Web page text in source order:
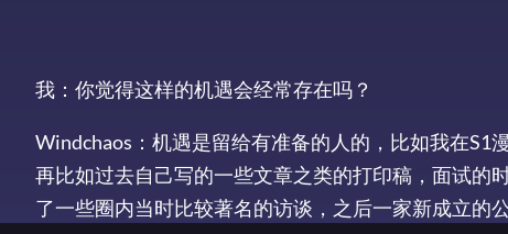
我：你觉得这样的机遇会经常存在吗？
Windchaos：机遇是留给有准备的人的，比如我在S1
再比如过去自己写的一些文章之类的打印稿，面试的
了一些圈内当时比较著名的访谈，之后一家新成立的